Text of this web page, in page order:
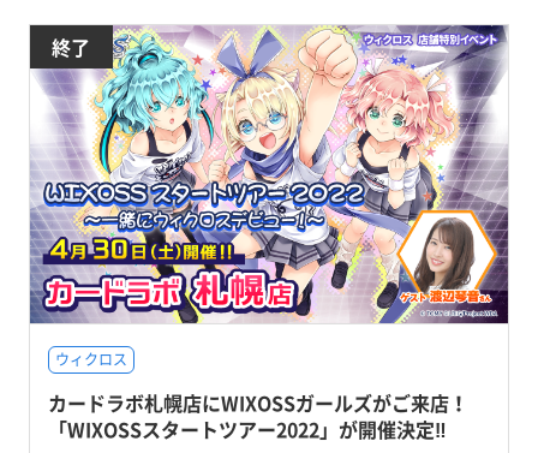
終了
ウィクロス
カードラボ札幌店にWIXOSSガールズがご来店！
「WIXOSSスタートツアー2022」が開催決定‼